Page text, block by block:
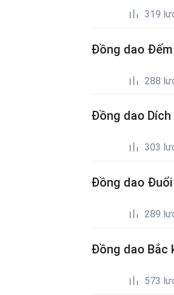
319
Đồng dao
288
Đồng dao
303
Đồng dao
289
Đồng dao Bắc
573